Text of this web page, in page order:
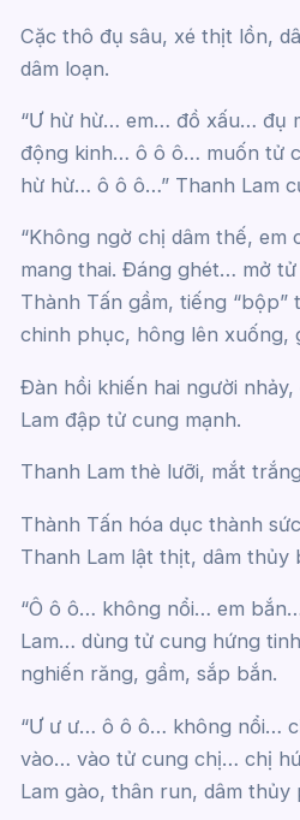
Cặc thô đụ sâu, xé thịt lồn,
dâm loạn.
“Ư hừ hừ… em… đồ xấu… đụ
động kinh… ô ô ô… muốn tử
hừ hừ… ô ô ô…” Thanh Lam
“Không ngờ chị dâm thế, em
mang thai. Đáng ghét… mở
Thành Tấn gầm, tiếng
chinh phục, hông lên xuống,
Đàn hồi khiến hai người
Lam đập tử cung mạnh.
Thanh Lam thè lưỡi, mắt
Thành Tấn hóa dục thành
Thanh Lam lật thịt, dâm thủy
“Ô ô ô… không nổi… em
Lam… dùng tử cung hứng
nghiến răng, gầm, sắp bắn.
“Ư ư ư… ô ô ô… không nổi…
vào… vào tử cung chị… chị
Lam gào, thân run, dâm thủy